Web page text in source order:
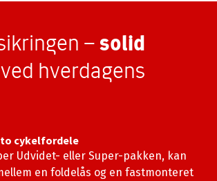
–solid
hverdagens
cykelfordele
Udvidet- eller Super-pakken, kan
en foldelås og en fastmonteret